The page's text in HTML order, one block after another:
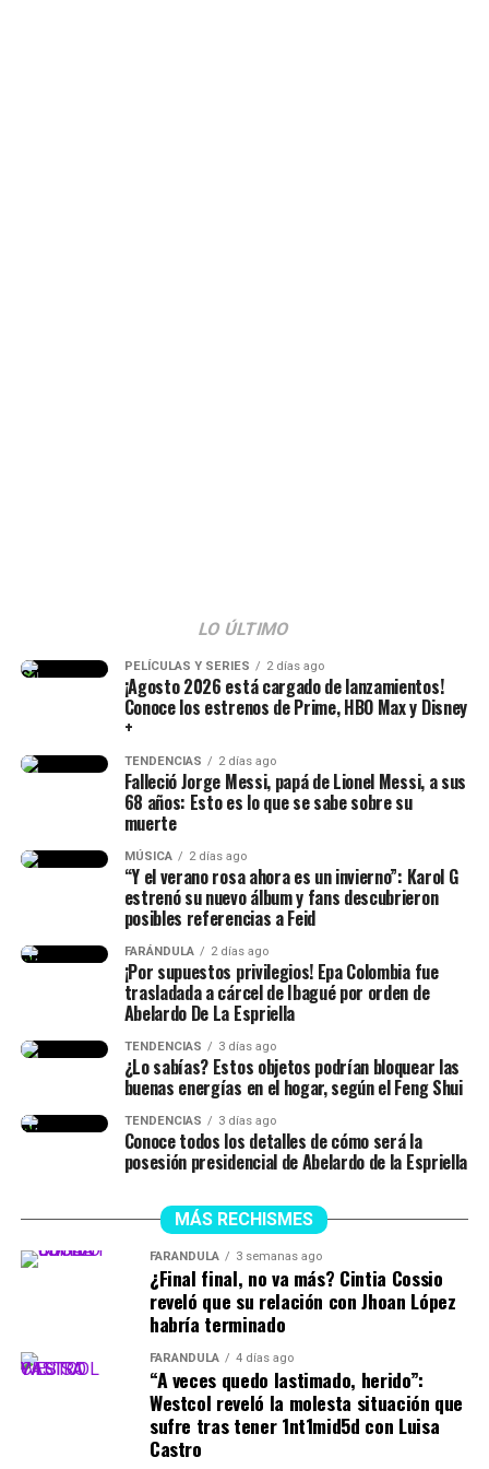
LO ÚLTIMO
PELÍCULAS Y SERIES 2 días ago
¡Agosto 2026 está cargado de lanzamientos!
Conoce los estrenos de Prime, HBO Max y Disney
+
TENDENCIAS 2 días ago
Falleció Jorge Messi, papá de Lionel Messi, a sus
68 años: Esto es lo que se sabe sobre su
muerte
MÚSICA 2 días ago
“Y el verano rosa ahora es un invierno”: Karol G
estrenó su nuevo álbum y fans descubrieron
posibles referencias a Feid
FARÁNDULA 2 días ago
¡Por supuestos privilegios! Epa Colombia fue
trasladada a cárcel de Ibagué por orden de
Abelardo De La Espriella
TENDENCIAS 3 días ago
¿Lo sabías? Estos objetos podrían bloquear las
buenas energías en el hogar, según el Feng Shui
TENDENCIAS 3 días ago
Conoce todos los detalles de cómo será la
posesión presidencial de Abelardo de la Espriella
MÁS RECHISMES
FARÁNDULA 3 semanas ago
¿Final final, no va más? Cintia Cossio
reveló que su relación con Jhoan López
habría terminado
FARÁNDULA 4 días ago
“A veces quedo lastimado, herido”:
Westcol reveló la molesta situación que
sufre tras tener 1nt1mid5d con Luisa
Castro